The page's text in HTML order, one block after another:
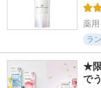
薬
ラ
★限
で